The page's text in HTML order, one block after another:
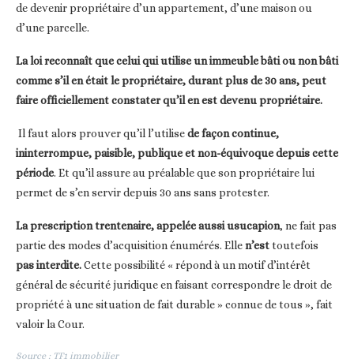
de devenir propriétaire d’un appartement, d’une maison ou
d’une parcelle.
La loi reconnaît que celui qui utilise un immeuble bâti ou non bâti
comme s’il en était le propriétaire, durant plus de 30 ans, peut
faire officiellement constater qu’il en est devenu propriétaire.
Il faut alors prouver qu’il l’utilisede façon continue,
ininterrompue, paisible, publique et non-équivoque depuis cette
période. Et qu’il assure au préalable que son propriétaire lui
permet de s’en servir depuis 30 ans sans protester.
La prescription trentenaire, appelée aussi usucapion, ne fait pas
partie des modes d’acquisition énumérés. Ellen’esttoutefois
pas interdite.Cette possibilité « répond à un motif d’intérêt
général de sécurité juridique en faisant correspondre le droit de
propriété à une situation de fait durable » connue de tous », fait
valoir la Cour.
Source : TF1 immobilier